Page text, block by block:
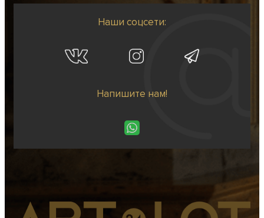
Наши соцсети:
Напишите нам!